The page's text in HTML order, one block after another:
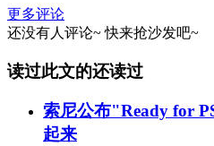
更多评论
还没有人评论~ 快来抢沙发吧~
读过此文的还读过
索尼公布"Ready for
起来